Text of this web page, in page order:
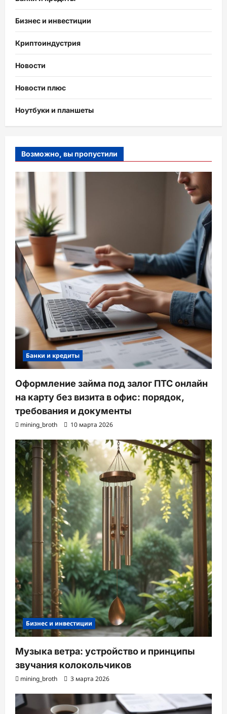
Бизнес и инвестиции
Криптоиндустрия
Новости
Новости плюс
Ноутбуки и планшеты
Возможно, вы пропустили
Банки и кредиты
Оформление займа под залог ПТС онлайн
на карту без визита в офис: порядок,
требования и документы
mining_broth 10 марта 2026
Бизнес и инвестиции
Музыка ветра: устройство и принципы
звучания колокольчиков
mining_broth 3 марта 2026